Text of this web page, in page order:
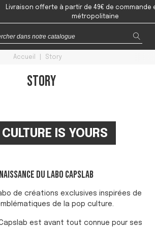
offerte à partir de 49€ de commande en
métropolitaine
Accueil Story
Story
IS YOURS
DU LABO CAPSLAB
de créations exclusives inspirées de
de la pop culture.
Capslab est avant tout connue pour ses